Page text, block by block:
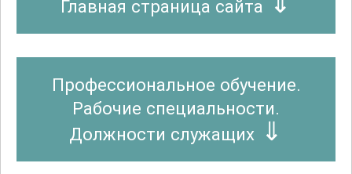
Главная страница сайта
Профессиональное обучение.
Рабочие специальности.
Должности служащих